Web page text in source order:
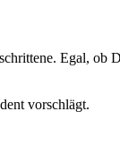
Egal, ob
vorschlägt.